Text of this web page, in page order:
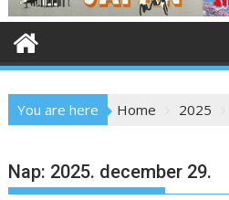
n
e
You are here Home 2025
Nap: 2025. december 29.